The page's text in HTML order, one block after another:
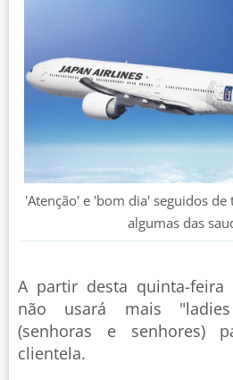
'Atenção' e 'bom dia' seguidos
algumas das
A partir desta quinta-feira
não usará mais
(senhoras e senhores)
clientela.